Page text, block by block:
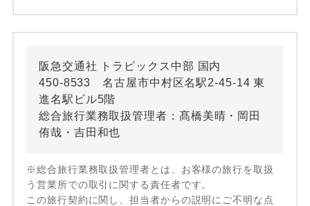
阪急交通社 トラピックス中部 国内
450-8533 名古屋市中村区名駅2-45-14 東
進名駅ビル5階
総合旅行業務取扱管理者：髙橋美晴・岡田
侑哉・吉田和也
※総合旅行業務取扱管理者とは、お客様の旅行を取扱
う営業所での取引に関する責任者です。
この旅行契約に関し、担当者からの説明にご不明な点